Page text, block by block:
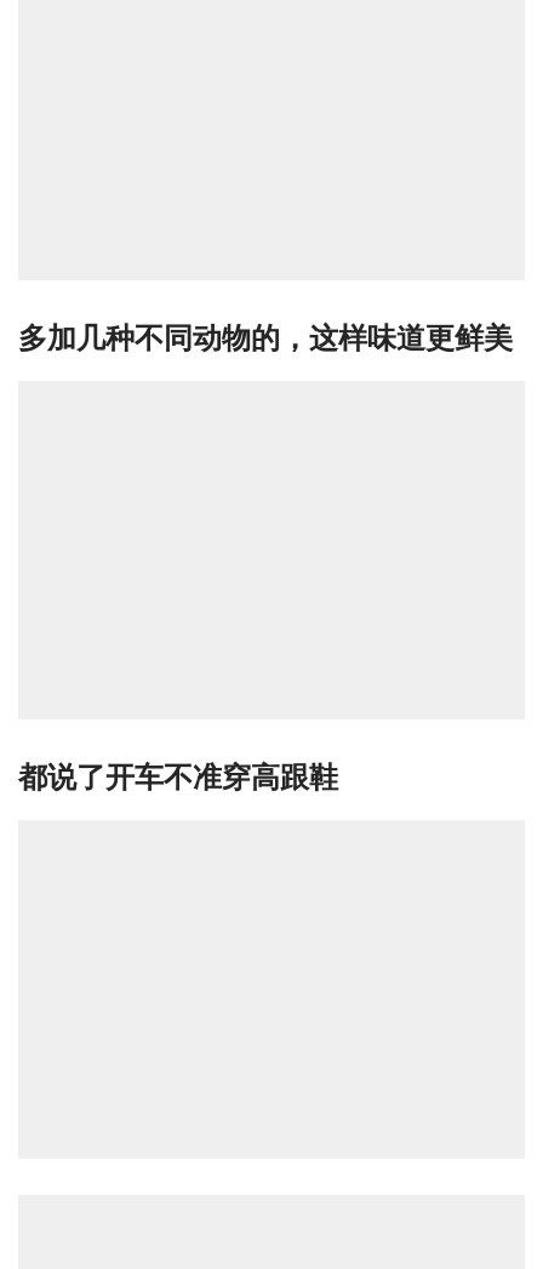
多加几种不同动物的，这样味道更鲜美
都说了开车不准穿高跟鞋